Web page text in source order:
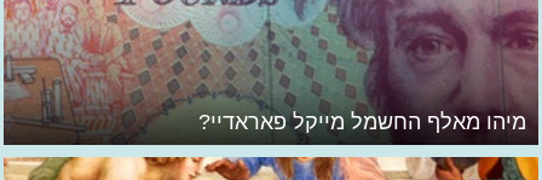
מיהו מאלף החשמל מייקל פאראדיי?